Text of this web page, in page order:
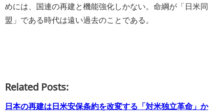
めには、国連の再建と機能強化しかない。命綱が「日米同
盟」である時代は遠い過去のことである。
Related Posts:
日本の再建は日米安保条約を改変する「対米独立革命」か